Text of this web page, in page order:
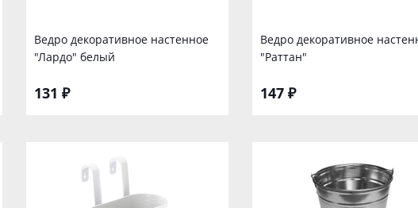
Ведро декоративное настенное
"Лардо" белый
131 ₽
Ведро декоративное
"Раттан"
147 ₽